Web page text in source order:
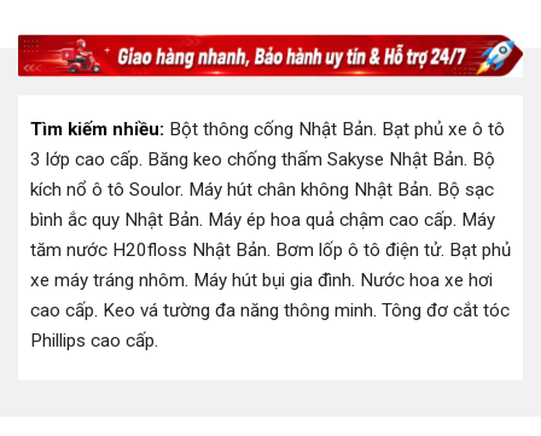
1.090.000
₫.
Tìm kiếm nhiều: Bột thông cống Nhật Bản Bạt phủ xe ô tô
3 lớp cao cấp Băng keo chống thấm Sakyse Nhật Bản Bộ
kích nổ ô tô Soulor. Máy hút chân không Nhật Bản Bộ sạc
bình ắc quy Nhật Bản Máy ép hoa quả chậm cao cấp Máy
tăm nước H20floss Nhật Bản Bơm lốp ô tô điện tử. Bạt phủ
xe máy tráng nhôm Máy hút bụi gia đình Nước hoa xe hơi
cao cấp Keo vá tường đa năng thông minh Tông đơ cắt tóc
Phillips cao cấp